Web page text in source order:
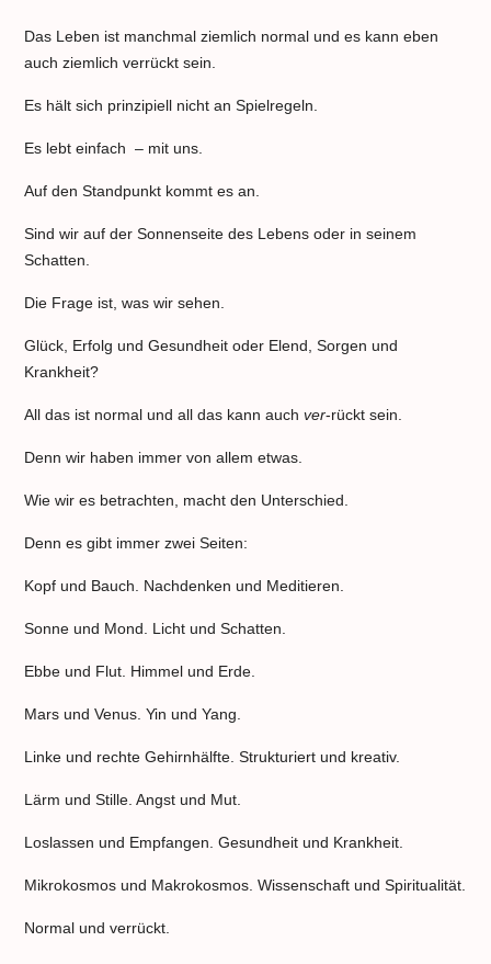
Das Leben ist manchmal ziemlich normal und es kann eben
auch ziemlich verrückt sein.
Es hält sich prinzipiell nicht an Spielregeln.
Es lebt einfach – mit uns.
Auf den Standpunkt kommt es an.
Sind wir auf der Sonnenseite des Lebens oder in seinem
Schatten.
Die Frage ist, was wir sehen.
Glück, Erfolg und Gesundheit oder Elend, Sorgen und
Krankheit?
All das ist normal und all das kann auchver-rückt sein.
Denn wir haben immer von allem etwas.
Wie wir es betrachten, macht den Unterschied.
Denn es gibt immer zwei Seiten:
Kopf und Bauch. Nachdenken und Meditieren.
Sonne und Mond. Licht und Schatten.
Ebbe und Flut. Himmel und Erde.
Mars und Venus. Yin und Yang.
Linke und rechte Gehirnhälfte. Strukturiert und kreativ.
Lärm und Stille. Angst und Mut.
Loslassen und Empfangen. Gesundheit und Krankheit.
Mikrokosmos und Makrokosmos. Wissenschaft und Spiritualität.
Normal und verrückt.